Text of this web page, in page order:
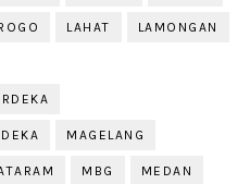
LAHAT LAMONGAN
MAGELANG
MBG MEDAN